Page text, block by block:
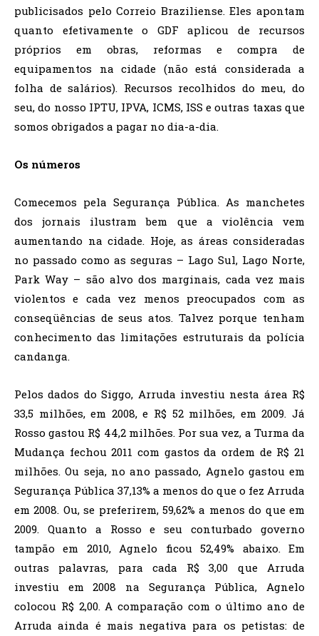
publicisados pelo Correio Braziliense. Eles apontam
quanto efetivamente o GDF aplicou de recursos
próprios em obras, reformas e compra de
equipamentos na cidade (não está considerada a
folha de salários). Recursos recolhidos do meu, do
seu, do nosso IPTU, IPVA, ICMS, ISS e outras taxas que
somos obrigados a pagar no dia-a-dia.
Os números
Comecemos pela Segurança Pública. As manchetes
dos jornais ilustram bem que a violência vem
aumentando na cidade. Hoje, as áreas consideradas
no passado como as seguras – Lago Sul, Lago Norte,
Park Way – são alvo dos marginais, cada vez mais
violentos e cada vez menos preocupados com as
conseqüências de seus atos. Talvez porque tenham
conhecimento das limitações estruturais da polícia
candanga.
Pelos dados do Siggo, Arruda investiu nesta área R$
33,5 milhões, em 2008, e R$ 52 milhões, em 2009. Já
Rosso gastou R$ 44,2 milhões. Por sua vez, a Turma da
Mudança fechou 2011 com gastos da ordem de R$ 21
milhões. Ou seja, no ano passado, Agnelo gastou em
Segurança Pública 37,13% a menos do que o fez Arruda
em 2008. Ou, se preferirem, 59,62% a menos do que em
2009. Quanto a Rosso e seu conturbado governo
tampão em 2010, Agnelo ficou 52,49% abaixo. Em
outras palavras, para cada R$ 3,00 que Arruda
investiu em 2008 na Segurança Pública, Agnelo
colocou R$ 2,00. A comparação com o último ano de
Arruda ainda é mais negativa para os petistas: de